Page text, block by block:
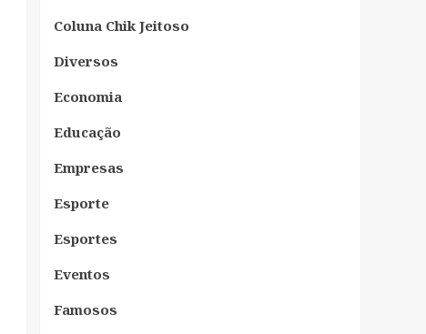
Coluna Chik Jeitoso
Diversos
Economia
Educação
Empresas
Esporte
Esportes
Eventos
Famosos